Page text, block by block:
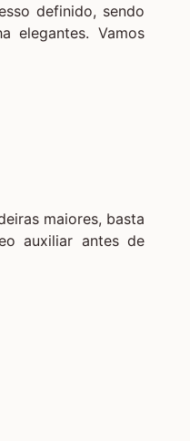
definido, sendo
elegantes. Vamos
maiores, basta
auxiliar antes de